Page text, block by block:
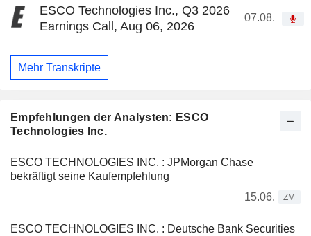
ESCO Technologies Inc., Q3 2026
Earnings Call, Aug 06, 2026
07.08.
Mehr Transkripte
Empfehlungen der Analysten: ESCO
Technologies Inc.
ESCO TECHNOLOGIES INC. : JPMorgan Chase
bekräftigt seine Kaufempfehlung
15.06.
ZM
ESCO TECHNOLOGIES INC. : Deutsche Bank Securities